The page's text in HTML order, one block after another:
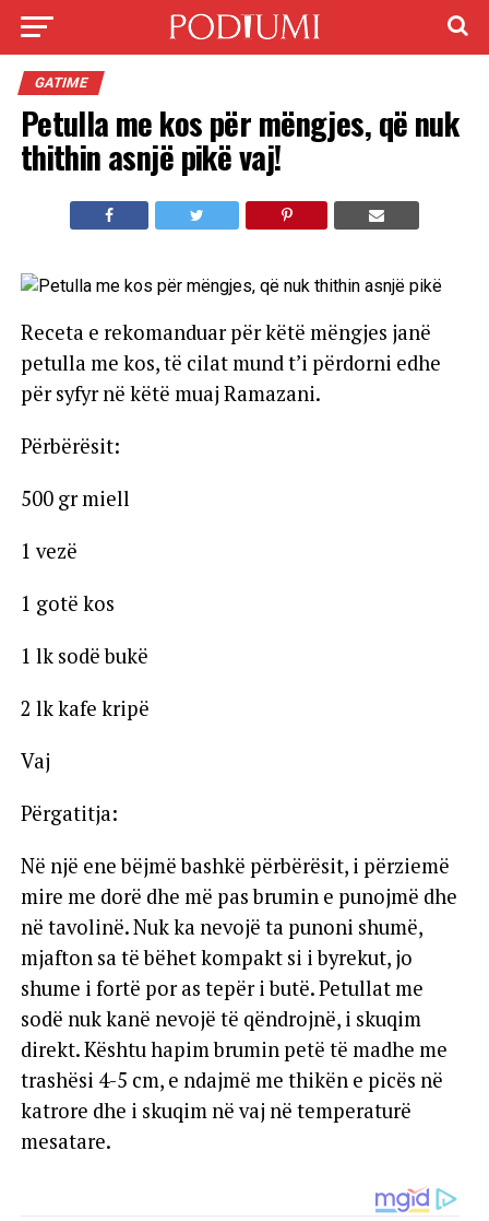
GATIME
Petulla me kos për mëngjes, që nuk
thithin asnjë pikë vaj!
Receta e rekomanduar për këtë mëngjes janë
petulla me kos, të cilat mund t’i përdorni edhe
për syfyr në këtë muaj Ramazani.
Përbërësit:
500 gr miell
1 vezë
1 gotë kos
1 lk sodë bukë
2 lk kafe kripë
Vaj
Përgatitja:
Në një ene bëjmë bashkë përbërësit, i përziemë
mire me dorë dhe më pas brumin e punojmë dhe
në tavolinë. Nuk ka nevojë ta punoni shumë,
mjafton sa të bëhet kompakt si i byrekut, jo
shume i fortë por as tepër i butë. Petullat me
sodë nuk kanë nevojë të qëndrojnë, i skuqim
direkt. Kështu hapim brumin petë të madhe me
trashësi 4-5 cm, e ndajmë me thikën e picës në
katrore dhe i skuqim në vaj në temperaturë
mesatare.